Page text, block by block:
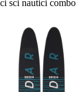
sci nautici combo